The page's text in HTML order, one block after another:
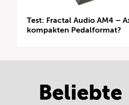
Test: Fractal Audio AM4 –
kompakten Pedalformat?
Beliebte